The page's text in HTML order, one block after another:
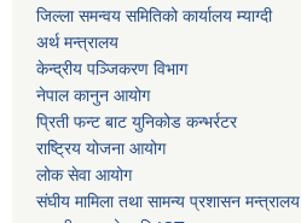
जिल्ला समन्वय समितिको कार्यालय म्याग्दी
अर्थ मन्त्रालय
केन्द्रीय पञ्जिकरण विभाग
नेपाल कानुन आयोग
प्रिती फन्ट बाट युनिकोड कन्भर्रटर
राष्ट्रिय योजना आयोग
लोक सेवा आयोग
संघीय मामिला तथा सामन्य प्रशासन मन्त्रालय